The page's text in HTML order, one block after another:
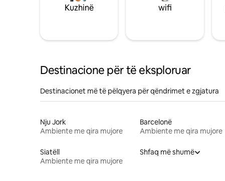
Kuzhinë wifi
Destinacione për të eksploruar
Destinacionet më të pëlqyera për qëndrimet e zgjatura
Nju Jork
Ambiente me qira mujore
Barcelonë
Ambiente me qira mujore
Siatëll
Ambiente me qira mujore
Shfaq më shumë